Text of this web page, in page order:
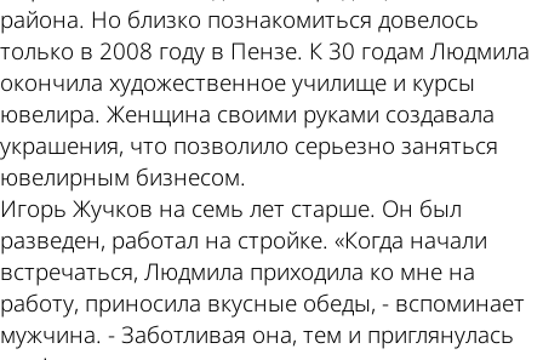
района. Но близко познакомиться довелось
только в 2008 году в Пензе. К 30 годам Людмила
окончила художественное училище и курсы
ювелира. Женщина своими руками создавала
украшения, что позволило серьезно заняться
ювелирным бизнесом.
Игорь Жучков на семь лет старше. Он был
разведен, работал на стройке. «Когда начали
встречаться, Людмила приходила ко мне на
работу, приносила вкусные обеды, - вспоминает
мужчина. - Заботливая она, тем и приглянулась